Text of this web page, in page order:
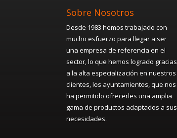
Sobre Nosotros
Desde 1983 hemos trabajado con
mucho esfuerzo para llegar a ser
una empresa de referencia en el
sector, lo que hemos logrado gracias
a la alta especialización en nuestros
clientes, los ayuntamientos, que nos
ha permitido ofrecerles una amplia
gama de productos adaptados a sus
necesidades.